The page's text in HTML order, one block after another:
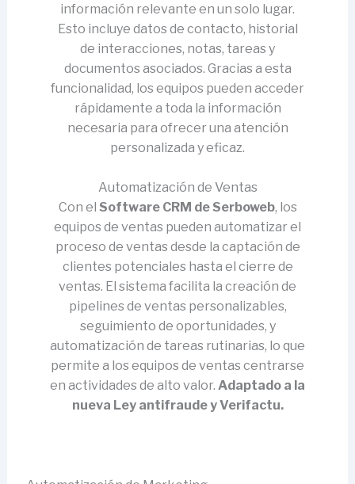
información relevante en un solo lugar.
Esto incluye datos de contacto, historial
de interacciones, notas, tareas y
documentos asociados. Gracias a esta
funcionalidad, los equipos pueden acceder
rápidamente a toda la información
necesaria para ofrecer una atención
personalizada y eficaz.
Automatización de Ventas
Con el Software CRM de Serboweb, los
equipos de ventas pueden automatizar el
proceso de ventas desde la captación de
clientes potenciales hasta el cierre de
ventas. El sistema facilita la creación de
pipelines de ventas personalizables,
seguimiento de oportunidades, y
automatización de tareas rutinarias, lo que
permite a los equipos de ventas centrarse
en actividades de alto valor. Adaptado a la
nueva Ley antifraude y Verifactu.